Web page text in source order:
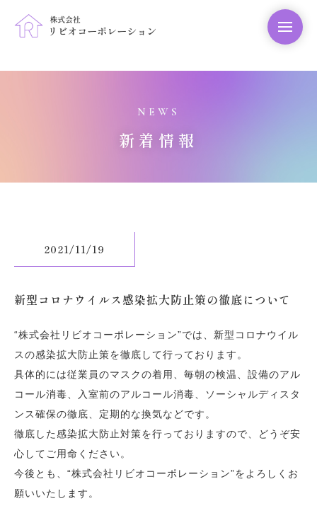
NEWS
新着情報
2021/11/19
新型コロナウイルス感染拡大防止策の徹底について
“株式会社リビオコーポレーション”では、新型コロナウイル
スの感染拡大防止策を徹底して行っております。
具体的には従業員のマスクの着用、毎朝の検温、設備のアル
コール消毒、入室前のアルコール消毒、ソーシャルディスタ
ンス確保の徹底、定期的な換気などです。
徹底した感染拡大防止対策を行っておりますので、どうぞ安
心してご用命ください。
今後とも、“株式会社リビオコーポレーション”をよろしくお
願いいたします。